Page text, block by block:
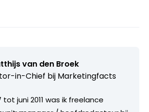
van den Broek
in-Chief bij Marketingfacts
tot juni 2011 was ik freelance